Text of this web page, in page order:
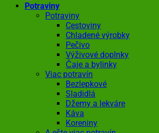
Potraviny
Potraviny
Cestoviny
Chladené výrobky
Pečivo
Výživové doplnky
Čaje a bylinky
Viac potravín
Bezlepkové
Sladidlá
Džemy a lekváre
Káva
Koreniny